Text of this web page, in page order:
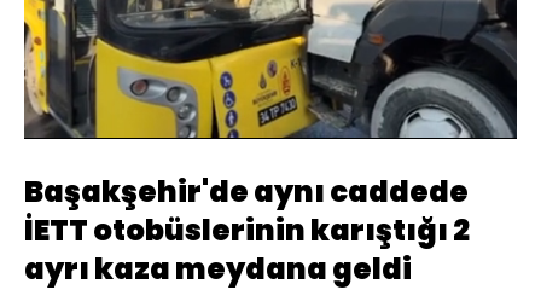
Aç
Yüklendi:
100.00%
Oynatma
Hızı
Başakşehir'de aynı caddede
İETT otobüslerinin karıştığı 2
ayrı kaza meydana geldi